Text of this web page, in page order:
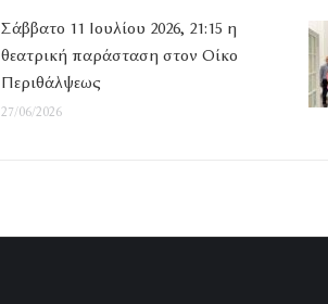
Σάββατο 11 Ιουλίου 2026, 21:15 η
θεατρική παράσταση στον Οίκο
Περιθάλψεως
27/06/2026